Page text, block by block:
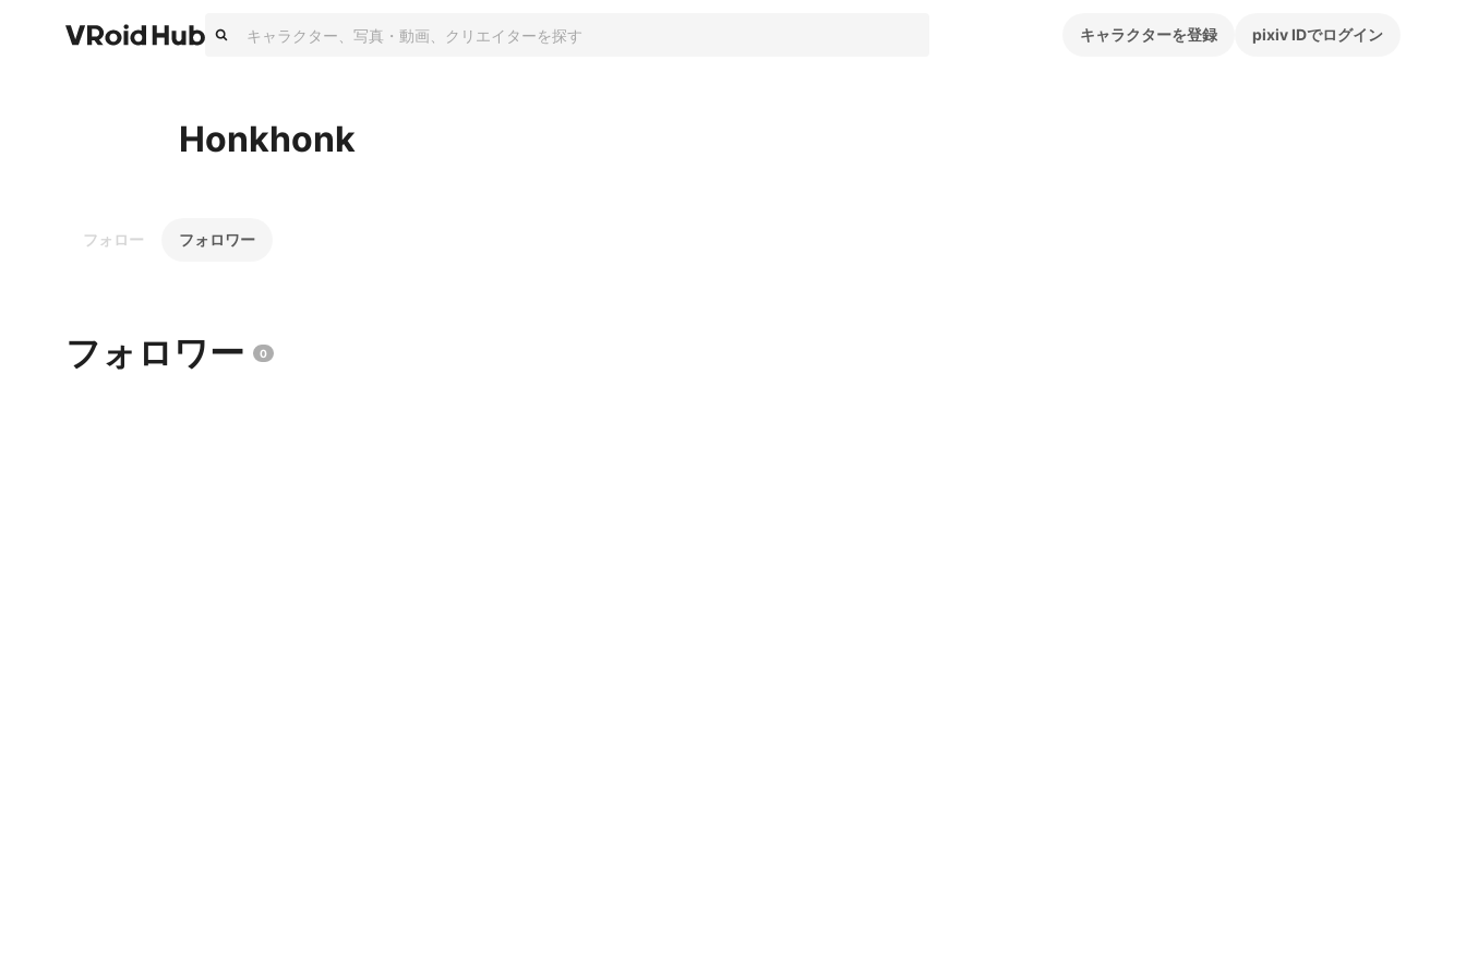
キャラクターを登録 pixiv IDでログイン
Honkhonk
フォロー フォロワー
フォロワー 0